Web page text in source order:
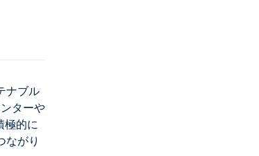
ナブル
ターや
極的に
ながり